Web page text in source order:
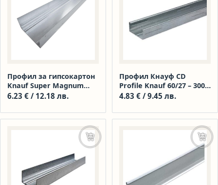
Профил за гипсокартон
Knauf Super Magnum
Plus UW 75, 3 м
6.23 € / 12.18 лв.
Профил Кнауф CD
Profile Knauf 60/27 – 3000
мм
4.83 € / 9.45 лв.
Добавяне в количката